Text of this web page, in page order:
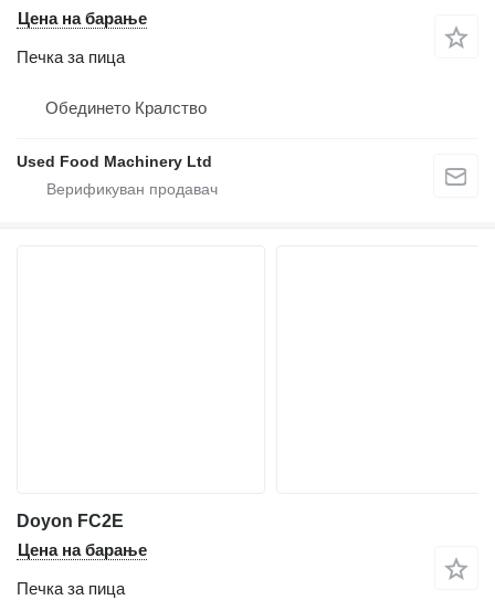
Цена на барање
Печка за пица
Обединето Кралство
Used Food Machinery Ltd
Doyon FC2E
Цена на барање
Печка за пица